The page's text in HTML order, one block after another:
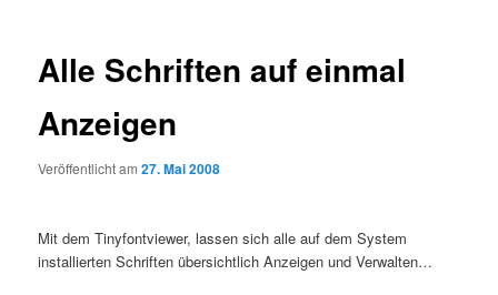
Alle Schriften auf einmal
Anzeigen
Veröffentlicht am27. Mai 2008
Mit dem Tinyfontviewer, lassen sich alle auf dem System
installierten Schriften übersichtlich Anzeigen und Verwalten…